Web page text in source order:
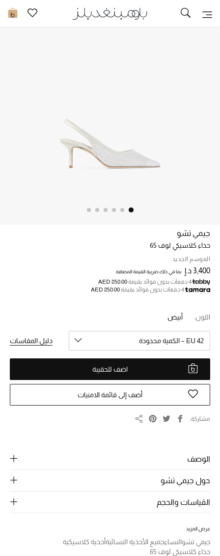
0 تخفيضات
خصم حتى 70%
تسوقوا الآن
ما وصلنا حديثاً
ما وصلنا حديثاً
النساء
الحقائب النسائية
أحذية النسائية
الجمال
الأطفال
جيمي تشو
حذاء كلاسيكي لوف 65
الموسم الجديد
3,400 د.إ بما في ذلك ضريبة القيمة المضافة
4 دفعات بدون فوائد بقيمة
AED 850.00
4 دفعات بدون فوائد بقيمة
AED 850.00
اللون: أبيض
EU 42 – الكمية محدودة دليل المقاسات
اضف للحقيبة
أضف إلى قائمة الامنيات
مشاركة
الوصف
حول جيمي تشو
القياسات والحجم
عرض المزيد
جيمي تشوالنساءجميع الأحذية النسائيةأحذية كلاسيكية
حذاء كلاسيكي لوف 65